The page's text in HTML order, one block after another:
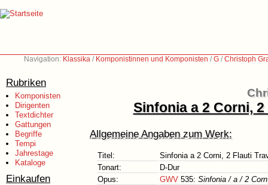
Navigation: Klassika / Komponistinnen und Komponisten /G /Christoph
Rubriken
Komponisten
Dirigenten
Textdichter
Gattungen
Begriffe
Tempi
Jahrestage
Kataloge
Einkaufen
Sinfonia a 2 Corni,
Allgemeine Angaben zum Werk:
Titel:
Sinfonia a 2 Corni, 2 Flauti
Tonart:
D-Dur
Opus:
GWV 535: Sinfonia / a / 2